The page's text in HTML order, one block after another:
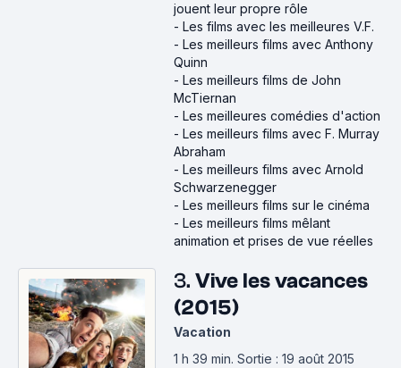
jouent leur propre rôle
- Les films avec les meilleures V.F.
- Les meilleurs films avec Anthony
Quinn
- Les meilleurs films de John
McTiernan
- Les meilleures comédies d'action
- Les meilleurs films avec F. Murray
Abraham
- Les meilleurs films avec Arnold
Schwarzenegger
- Les meilleurs films sur le cinéma
- Les meilleurs films mêlant
animation et prises de vue réelles
3. Vive les vacances
(2015)
Vacation
1 h 39 min. Sortie : 19 août 2015